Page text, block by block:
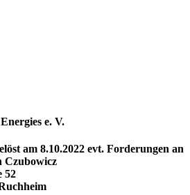
e. V.
am 8.10.2022 evt. Forderungen an
Czubowicz
52